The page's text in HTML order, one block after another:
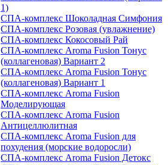
1)
СПА-комплекс Шоколадная Симфония
СПА-комплекс Розовая (увлажнение)
СПА-комплекс Кокосовый Рай
СПА-комплекс Aroma Fusion Тонус
(коллагеновая) Вариант 2
СПА-комплекс Aroma Fusion Тонус
(коллагеновая) Вариант 1
СПА-комплекс Aroma Fusion
Моделирующая
СПА-комплекс Aroma Fusion
Антицеллюлитная
СПА-комплекс Aroma Fusion для
похудения (морские водоросли)
СПА-комплекс Aroma Fusion Детокс